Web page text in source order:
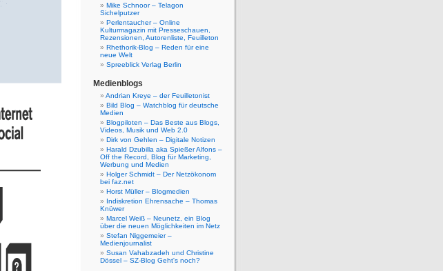
Mike Schnoor – Telagon
Sichelputzer
Perlentaucher – Online
Kulturmagazin mit Presseschauen,
Rezensionen, Autorenliste, Feuilleton
Rhethorik-Blog – Reden für eine
neue Welt
Spreeblick Verlag Berlin
Medienblogs
Andrian Kreye – der Feuilletonist
Bild Blog – Watchblog für deutsche
Medien
Blogpiloten – Das Beste aus Blogs,
Videos, Musik und Web 2.0
Dirk von Gehlen – Digitale Notizen
Harald Dzubilla aka Spießer Alfons –
Off the Record, Blog für Marketing,
Werbung und Medien
Holger Schmidt – Der Netzökonom
bei faz.net
Horst Müller – Blogmedien
Indiskretion Ehrensache – Thomas
Knüwer
Marcel Weiß – Neunetz, ein Blog
über die neuen Möglichkeiten im Netz
Stefan Niggemeier –
Medienjournalist
Susan Vahabzadeh und Christine
Dössel – SZ-Blog Geht's noch?